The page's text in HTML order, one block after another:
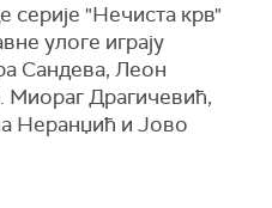
"Нечиста крв"
улоге играју
Сандева, Леон
Драгичевић,
Неранџић и Јово